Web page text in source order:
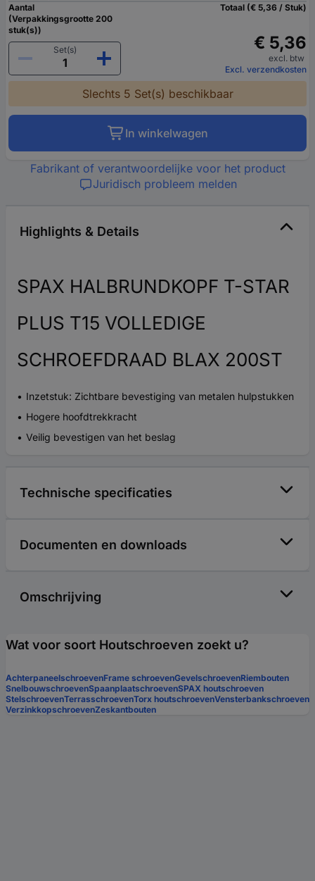
Aantal
(Verpakkingsgrootte 200
stuk(s))
Set(s)
Totaal (€ 5,36 / Stuk)
€ 5,36
excl. btw
Excl. verzendkosten
Slechts 5 Set(s) beschikbaar
In winkelwagen
Fabrikant of verantwoordelijke voor het product
Juridisch probleem melden
Highlights & Details
SPAX HALBRUNDKOPF T-STAR
PLUS T15 VOLLEDIGE
SCHROEFDRAAD BLAX 200ST
Inzetstuk: Zichtbare bevestiging van metalen hulpstukken
Hogere hoofdtrekkracht
Veilig bevestigen van het beslag
Technische specificaties
Documenten en downloads
Omschrijving
Wat voor soort Houtschroeven zoekt u?
AchterpaneelschroevenFrame schroevenGevelschroevenRiembouten
SnelbouwschroevenSpaanplaatschroevenSPAX houtschroeven
StelschroevenTerrasschroevenTorx houtschroevenVensterbankschroeven
VerzinkkopschroevenZeskantbouten